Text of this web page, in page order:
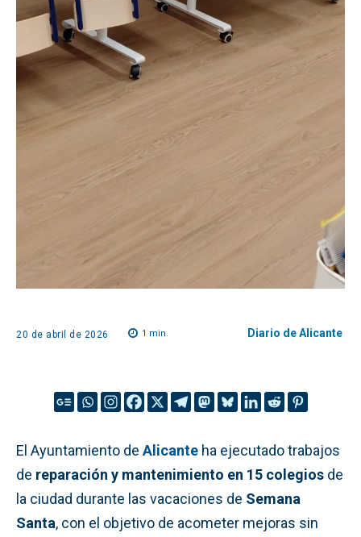
20 de abril de 2026 1 min. Diario de Alicante
El Ayuntamiento de Alicante ha ejecutado trabajos
de reparación y mantenimiento en 15 colegios de
la ciudad durante las vacaciones de Semana
Santa, con el objetivo de acometer mejoras sin